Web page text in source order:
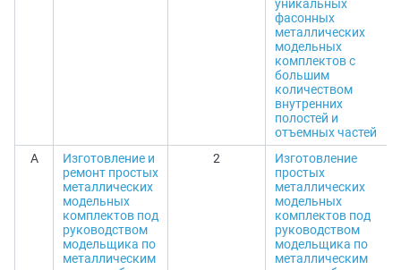
уникальных
фасонных
металлических
модельных
комплектов с
большим
количеством
внутренних
полостей и
отъемных частей
А
Изготовление и
ремонт простых
металлических
модельных
комплектов под
руководством
модельщика по
металлическим
2
Изготовление
простых
металлических
модельных
комплектов под
руководством
модельщика по
металлическим